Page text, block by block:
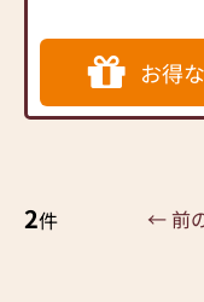
同開発≫
お仏壇のはせがわは
を代表する家具メー
「カリモク家具」と
専門メーカーと作り
スをご提案します。
荒尾店は、どんなご
も迅速に対応するフ
ークの軽いお店です
い、グリーンランド
お得
2件 ← 前